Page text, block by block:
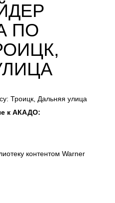
ПО
Троицк, Дальняя улица
к АКАДО:
контентом Warner